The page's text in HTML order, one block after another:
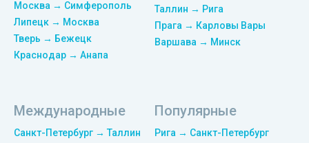
Москва → Симферополь
Липецк → Москва
Тверь → Бежецк
Краснодар → Анапа
Таллин → Рига
Прага → Карловы Вары
Варшава → Минск
Международные
Санкт-Петербург → Таллин
Популярные
Рига → Санкт-Петербург